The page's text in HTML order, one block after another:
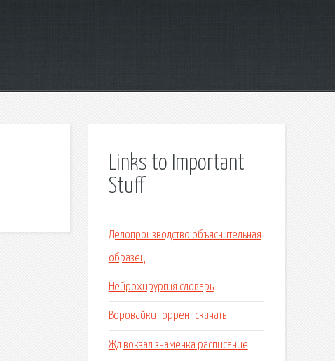
Links to Important
Stuff
Делопроизводство объяснительная
образец
Нейрохирургия словарь
Воровайки торрент скачать
Жд вокзал знаменка расписание